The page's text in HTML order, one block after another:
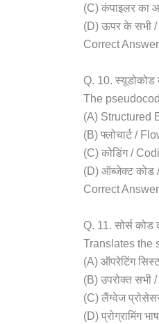
(C) कंपाइलर का
(D) ऊपर के सभी
Correct
Q. 10. स्यूडोकोड
The
(A) Structured
(B) फ्लोचार्ट /
(C) कोडिंग /
(D) ऑब्जेक्ट कोड
Correct
Q. 11. सोर्स कोड
Translates the
(A) ऑपरेटिंग
(B) उपरोक्त सभी
(C) लैंग्वेज
(D) प्रोग्रामिंग